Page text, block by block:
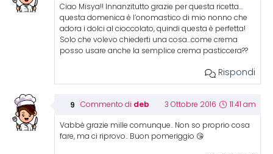
Ciao Misya!! Innanzitutto grazie per questa ricetta…
questa domenica è l’onomastico di mio nonno che
adora i dolci al cioccolato, quindi questa è perfetta!
Solo che volevo chiederti una cosa…come crema
posso usare anche la semplice crema pasticcera??
Rispondi
Commento di deb 3 Ottobre 2016 11:41 am
Vabbè grazie mille comunque.. Non so proprio cosa
fare, ma ci riprovo.. Buon pomeriggio 😘